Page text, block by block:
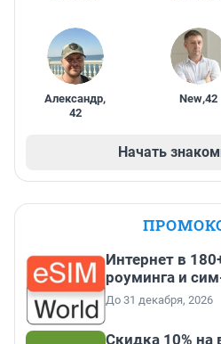
Александр,
42
New,42
Начать
Интернет в
роуминга и
До 31 декабря, 2026
Скидка 10% на